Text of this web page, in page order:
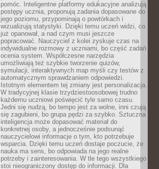
pomóc. Inteligentne platformy edukacyjne analizują
postępy ucznia, proponują zadania dopasowane do
jego poziomu, przypominają o powtórkach i
wizualizują statystyki. Dzięki temu uczeń widzi, co
już opanował, a nad czym musi jeszcze
popracować. Nauczyciel z kolei zyskuje czas na
indywidualne rozmowy z uczniami, bo część zadań
ocenia system. Współczesne narzędzia
umożliwiają też szybkie tworzenie quizów,
symulacji, interaktywnych map myśli czy testów z
automatycznym sprawdzaniem odpowiedzi.
Istotnym elementem tej zmiany jest personalizacja.
W tradycyjnej klasie trzydziestoosobowej trudno
każdemu uczniowi poświęcić tyle samo czasu.
Jedni się nudzą, bo tempo jest za wolne, inni czują
się zagubieni, bo grupa pędzi za szybko. Sztuczna
inteligencja może dopasować materiał do
konkretnej osoby, a jednocześnie podsunąć
nauczycielowi informacje o tym, kto potrzebuje
wsparcia. Dzięki temu uczeń dostaje poczucie, że
nauka ma sens, bo odpowiada na jego realne
potrzeby i zainteresowania. W tle tego wszystkiego
stoi nieograniczony dostęp do informacji. Dla